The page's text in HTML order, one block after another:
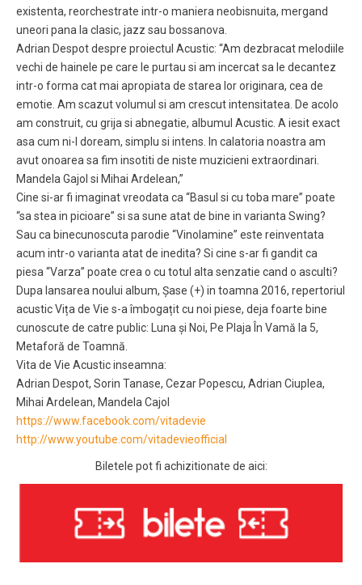
existenta, reorchestrate intr-o maniera neobisnuita, mergand
uneori pana la clasic, jazz sau bossanova.
Adrian Despot despre proiectul Acustic: “Am dezbracat melodiile
vechi de hainele pe care le purtau si am incercat sa le decantez
intr-o forma cat mai apropiata de starea lor originara, cea de
emotie. Am scazut volumul si am crescut intensitatea. De acolo
am construit, cu grija si abnegatie, albumul Acustic. A iesit exact
asa cum ni-l doream, simplu si intens. In calatoria noastra am
avut onoarea sa fim insotiti de niste muzicieni extraordinari.
Mandela Gajol si Mihai Ardelean,”
Cine si-ar fi imaginat vreodata ca “Basul si cu toba mare” poate
“sa stea in picioare” si sa sune atat de bine in varianta Swing?
Sau ca binecunoscuta parodie “Vinolamine” este reinventata
acum intr-o varianta atat de inedita? Si cine s-ar fi gandit ca
piesa “Varza” poate crea o cu totul alta senzatie cand o asculti?
Dupa lansarea noului album, Șase (+) in toamna 2016, repertoriul
acustic Vița de Vie s-a îmbogațit cu noi piese, deja foarte bine
cunoscute de catre public: Luna și Noi, Pe Plaja În Vamă la 5,
Metaforă de Toamnă.
Vita de Vie Acustic inseamna:
Adrian Despot, Sorin Tanase, Cezar Popescu, Adrian Ciuplea,
Mihai Ardelean, Mandela Cajol
https://www.facebook.com/vitadevie
http://www.youtube.com/vitadevieofficial
Biletele pot fi achizitionate de aici: